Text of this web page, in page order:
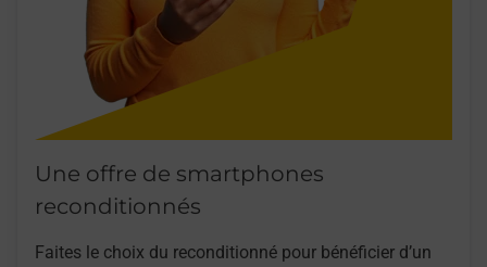
Une offre de smartphones
reconditionnés
Faites le choix du reconditionné pour bénéficier d’un